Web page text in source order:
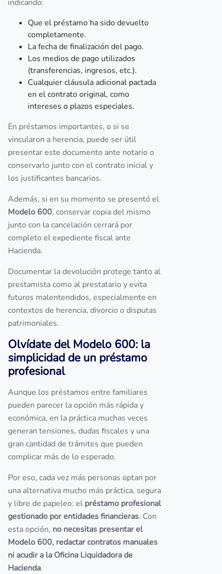
indicando:
Que el préstamo ha sido devuelto
completamente.
La fecha de finalización del pago.
Los medios de pago utilizados
(transferencias, ingresos, etc.).
Cualquier cláusula adicional pactada
en el contrato original, como
intereses o plazos especiales.
En préstamos importantes, o si se
vincularon a herencia, puede ser útil
presentar este documento ante notario o
conservarlo junto con el contrato inicial y
los justificantes bancarios.
Además, si en su momento se presentó el
Modelo 600, conservar copia del mismo
junto con la cancelación cerrará por
completo el expediente fiscal ante
Hacienda.
Documentar la devolución protege tanto al
prestamista como al prestatario y evita
futuros malentendidos, especialmente en
contextos de herencia, divorcio o disputas
patrimoniales.
Olvídate del Modelo 600: la
simplicidad de un préstamo
profesional
Aunque los préstamos entre familiares
pueden parecer la opción más rápida y
económica, en la práctica muchas veces
generan tensiones, dudas fiscales y una
gran cantidad de trámites que pueden
complicar más de lo esperado.
Por eso, cada vez más personas optan por
una alternativa mucho más práctica, segura
y libre de papeleo: el préstamo profesional
gestionado por entidades financieras. Con
esta opción, no necesitas presentar el
Modelo 600, redactar contratos manuales
ni acudir a la Oficina Liquidadora de
Hacienda.